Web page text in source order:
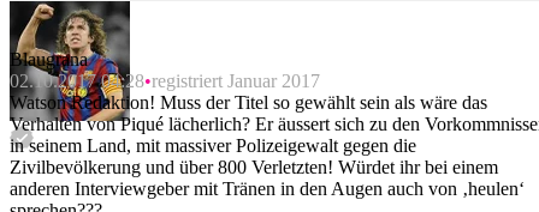
Blaugrana
02.10.2017 04:28 registriert Januar 2017
Watson Redaktion! Muss der Titel so gewählt sein als wäre das
Verhalten von Piqué lächerlich? Er äussert sich zu den
in seinem Land, mit massiver Polizeigewalt gegen die
Zivilbevölkerung und über 800 Verletzten! Würdet ihr bei einem
anderen Interviewgeber mit Tränen in den Augen auch von ‚heulen‘